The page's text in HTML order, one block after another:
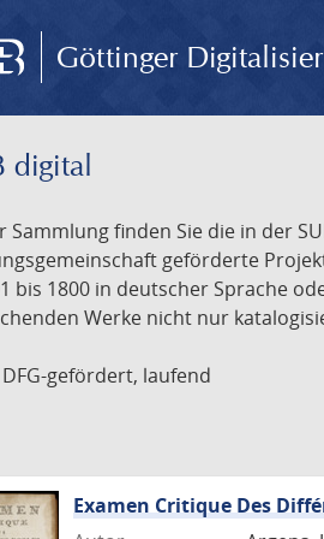
Göttinger
digital
Sammlung finden Sie die in der
geförderte
bis 1800 in deutscher Sprache
Werke nicht nur
DFG-gefördert, laufend
Examen Critique Des